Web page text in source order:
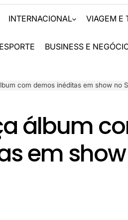
INTERNACIONAL VIAGEM E
BUSINESS E
com demos inéditas em show no
álbum
em